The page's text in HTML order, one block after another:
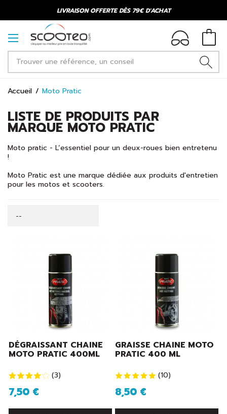
LIVRAISON OFFERTE DÈS 79€ D'ACHAT
Accueil Moto Pratic
LISTE DE PRODUITS PAR
MARQUE MOTO PRATIC
Moto pratic - L’essentiel pour un deux-roues bien entretenu
!
Moto Pratic est une marque dédiée aux produits d'entretien
pour les motos et scooters.
--
DÉGRAISSANT CHAINE
MOTO PRATIC 400ML
(3)
7,50 €
GRAISSE CHAINE MOTO
PRATIC 400 ML
(10)
8,50 €